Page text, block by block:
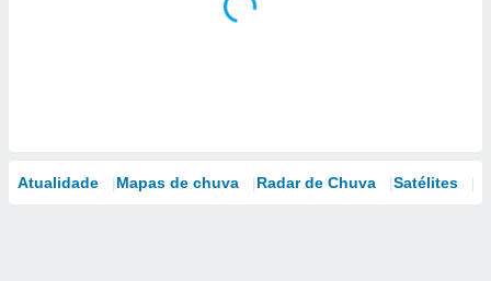
Atualidade Mapas de chuva Radar de Chuva Satélites